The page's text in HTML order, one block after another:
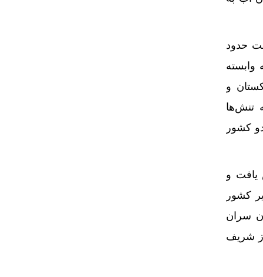
شرب مشترکان روستایی/فروش غیرقانونی آب!
حدود
وابسته
و
تنش‌ها
کشور
یافت و
کشور
سران
شریف